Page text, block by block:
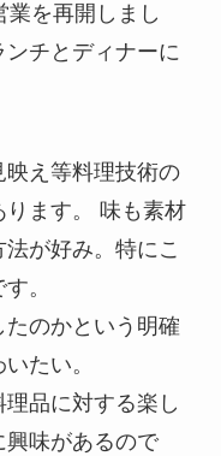
業を再開しまし
チとディナーに
え等料理技術の
ます。 味も素材
が好み。特にこ
。
のかという明確
たい。
品に対する楽し
味があるので